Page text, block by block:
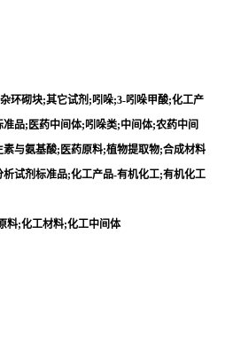
环砌块;其它试剂;吲哚;3-吲哚甲酸;化工产
品;医药中间体;吲哚类;中间体;农药中间
与氨基酸;医药原料;植物提取物;合成材料
试剂标准品;化工产品-有机化工;有机化工
料;化工材料;化工中间体